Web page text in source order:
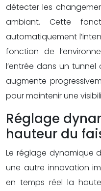
détecter les
ambiant. Cette
automatiquement
fonction de
l’entrée dans un
augmente
pour maintenir une
Réglage
hauteur du
Le réglage dynamique
une autre innovation
en temps réel la